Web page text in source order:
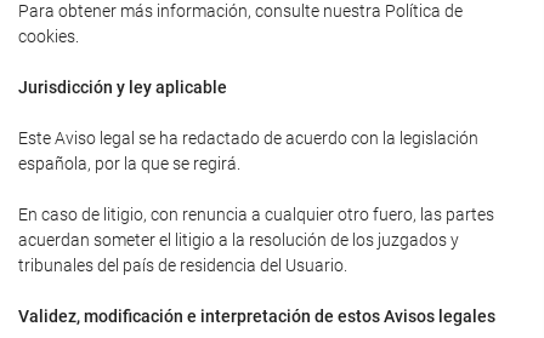
Para obtener más información, consulte nuestra Política de
cookies.
Jurisdicción y ley aplicable
Este Aviso legal se ha redactado de acuerdo con la legislación
española, por la que se regirá.
En caso de litigio, con renuncia a cualquier otro fuero, las partes
acuerdan someter el litigio a la resolución de los juzgados y
tribunales del país de residencia del Usuario.
Validez, modificación e interpretación de estos Avisos legales